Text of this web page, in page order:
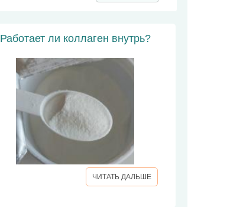
Работает ли коллаген внутрь?
ЧИТАТЬ ДАЛЬШЕ